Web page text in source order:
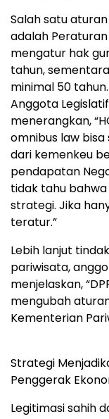
Salah satu
adalah
mengatur hak
tahun,
minimal 50
Anggota
menerangkan,
omnibus law
dari kemenkeu
pendapatan
tidak tahu
strategi. Jika
teratur.”
Lebih lanjut
pariwisata,
menjelaskan,
mengubah
Kementerian
Strategi
Penggerak
Legitimasi sahih